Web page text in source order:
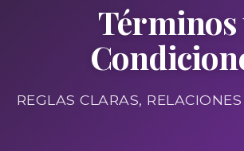
Términos
REGLAS CLARAS,